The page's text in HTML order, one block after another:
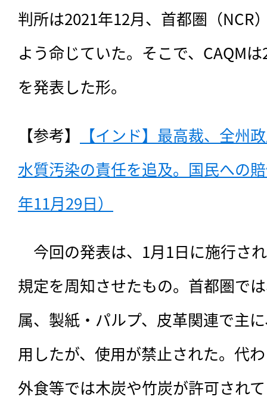
判所は2021年12月、首都圏（NCR
よう命じていた。そこで、CAQM
を発表した形。
【参考】
【インド】最高裁、全州
水質汚染の責任を追及。国民への
年11月29日）
今回の発表は、1月1日に施行さ
規定を周知させたもの。首都圏で
属、製紙・パルプ、皮革関連で主
用したが、使用が禁止された。代
外食等では木炭や竹炭が許可され